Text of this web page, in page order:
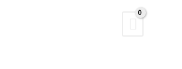
Buscar